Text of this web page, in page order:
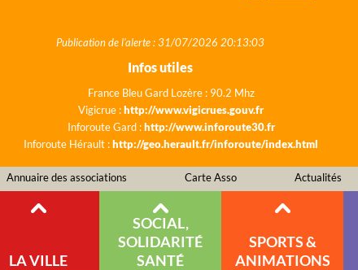
Publication de l'alerte : 31/07/2026 20:13:03
Infos utiles
France Bleu Gard Lozère : 90.2 Mhz
Vigicrue :http://www.vigicrues.gouv.fr
Inforoute Gard :http://www.inforoute30.fr
Inforoute Hérault :http://geo.herault.fr/inforoute/index.html
Annuaire des associations Carte Asso Actualités
LA VILLE
SOCIAL,
SOLIDARITÉ
SANTÉ
SPORTS &
ANIMATIONS